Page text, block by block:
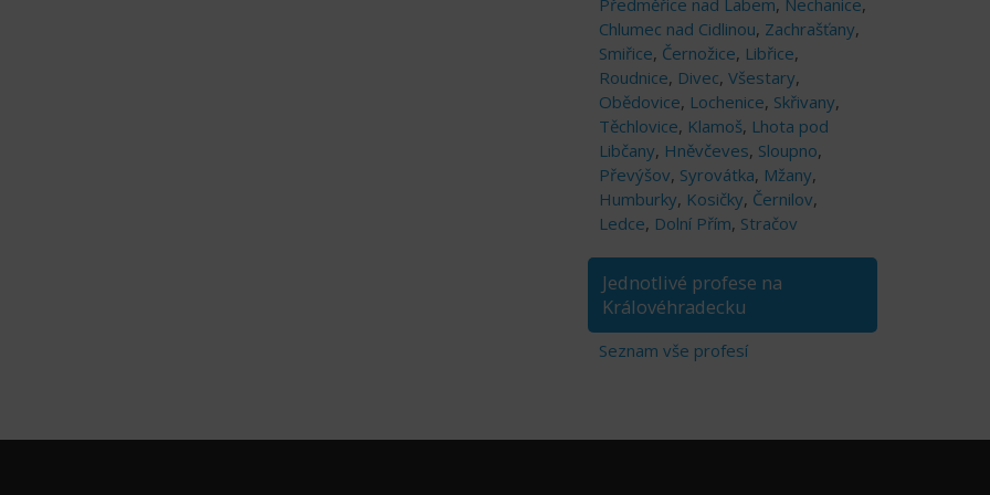
Předměřice nad Labem, Nechanice,
Chlumec nad Cidlinou, Zachrašťany,
Smiřice, Černožice, Libřice,
Roudnice, Divec, Všestary,
Obědovice, Lochenice, Skřivany,
Těchlovice, Klamoš, Lhota pod
Libčany, Hněvčeves, Sloupno,
Převýšov, Syrovátka, Mžany,
Humburky, Kosičky, Černilov,
Ledce, Dolní Přím, Stračov
Jednotlivé profese na
Královéhradecku
Seznam vše profesí